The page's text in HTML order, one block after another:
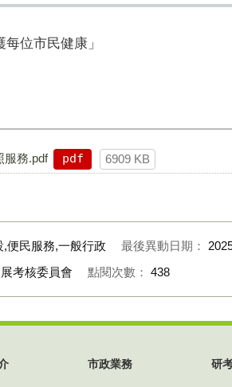
位市民健康」
服務.pdf pdf 6909 KB
便民服務,一般行政 最後異動日期：
考核委員會 點閱次數： 438
市政業務 研